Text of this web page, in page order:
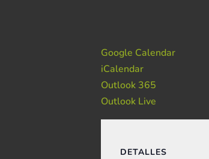
Google Calendar
iCalendar
Outlook 365
Outlook Live
DETALLES